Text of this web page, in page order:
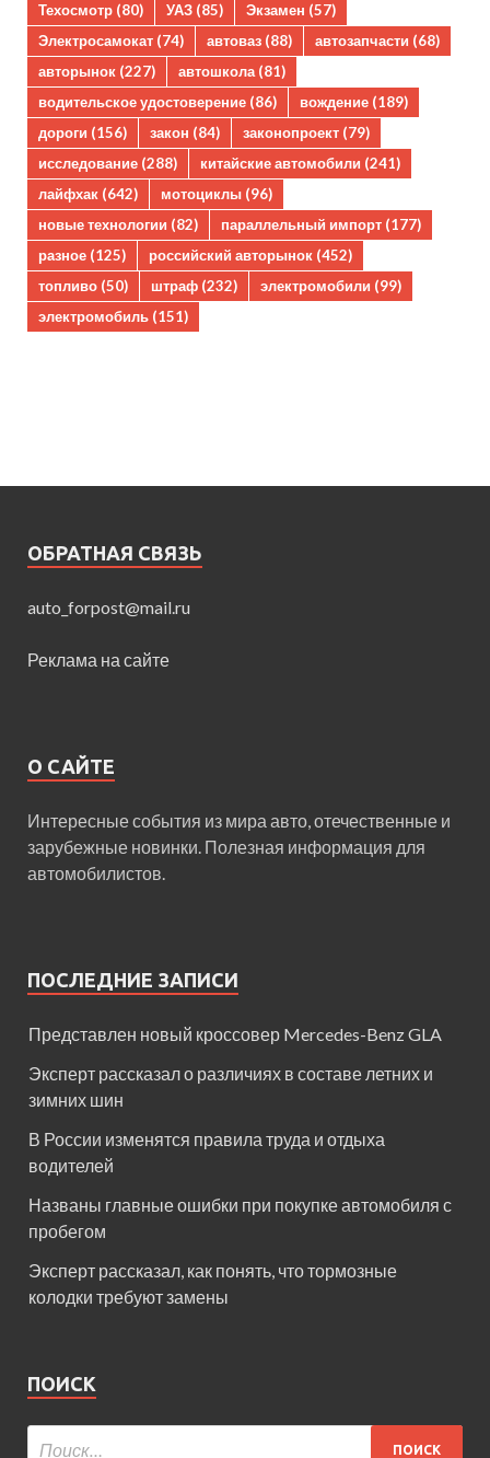
Техосмотр (80) УАЗ (85) Экзамен (57)
Электросамокат (74) автоваз (88) автозапчасти (68)
авторынок (227) автошкола(81)
водительское удостоверение (86) вождение (189)
дороги (156) закон (84) законопроект (79)
исследование (288) китайские автомобили (241)
лайфхак (642) мотоциклы (96)
новые технологии (82) параллельный импорт (177)
разное (125) российский авторынок (452)
топливо (50) штраф (232) электромобили (99)
электромобиль (151)
ОБРАТНАЯ СВЯЗЬ
auto_forpost@mail.ru
Реклама на сайте
О САЙТЕ
Интересные события из мира авто, отечественные и
зарубежные новинки. Полезная информация для
автомобилистов.
ПОСЛЕДНИЕ ЗАПИСИ
Представлен новый кроссовер Mercedes-Benz GLA
Эксперт рассказал о различиях в составе летних и
зимних шин
В России изменятся правила труда и отдыха
водителей
Названы главные ошибки при покупке автомобиля с
пробегом
Эксперт рассказал, как понять, что тормозные
колодки требуют замены
ПОИСК